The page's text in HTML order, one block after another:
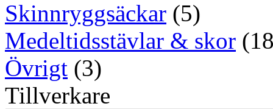
Skinnryggsäckar (5)
Medeltidsstävlar & skor
Övrigt (3)
Tillverkare